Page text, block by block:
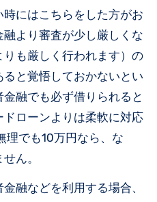
にはこちらをした方がお
より審査が少し厳しくな
も厳しく行われます）の
と覚悟しておかないとい
融でも必ず借りられると
ローンよりは柔軟に対応
理でも10万円なら、な
ん。
融などを利用する場合、